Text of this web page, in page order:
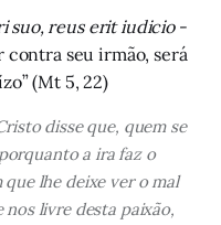
suo, reus erit iudicio-
contra seu irmão, será
(Mt 5, 22)
disse que, quem se
a ira faz o
lhe deixe ver o mal
nos livre desta paixão,